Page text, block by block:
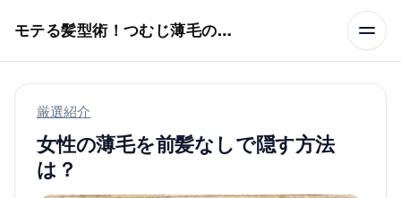
モテる髪型術！つむじ薄毛の隠し方
厳選紹介
女性の薄毛を前髪なしで隠す方法
は？